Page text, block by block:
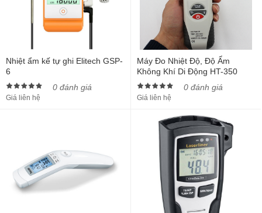
Nhiệt ẩm kế tự ghi Elitech GSP-
6
0 đánh giá
Giá liên hệ
Máy Đo Nhiệt Độ, Độ Ẩm
Không Khí Di Động HT-350
0 đánh giá
Giá liên hệ